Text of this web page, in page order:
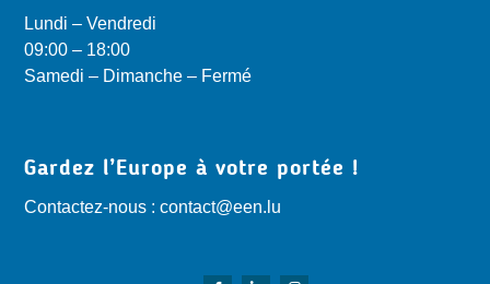
Lundi – Vendredi
09:00 – 18:00
Samedi – Dimanche – Fermé
Gardez l’Europe à votre portée !
Contactez-nous : contact@een.lu